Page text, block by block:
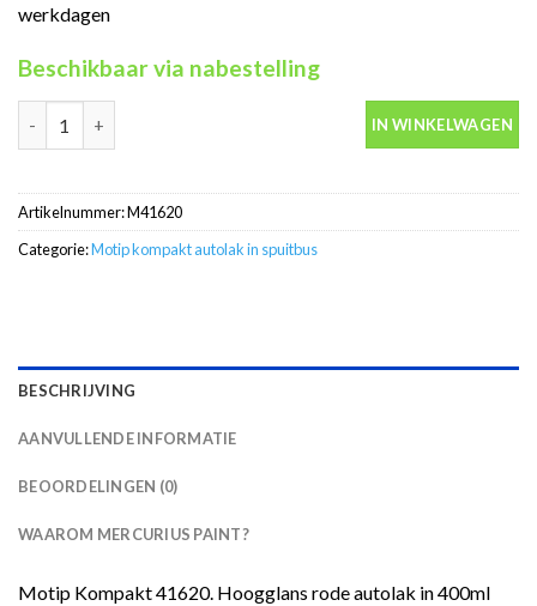
werkdagen
Beschikbaar via nabestelling
Motip Kompakt 41620 rood autolak in spuitbus 400ml aantal
IN WINKELWAGEN
Artikelnummer:M41620
Categorie:Motip kompakt autolak in spuitbus
BESCHRIJVING
AANVULLENDE INFORMATIE
BEOORDELINGEN (0)
WAAROM MERCURIUS PAINT?
Motip Kompakt 41620. Hoogglans rode autolak in 400ml